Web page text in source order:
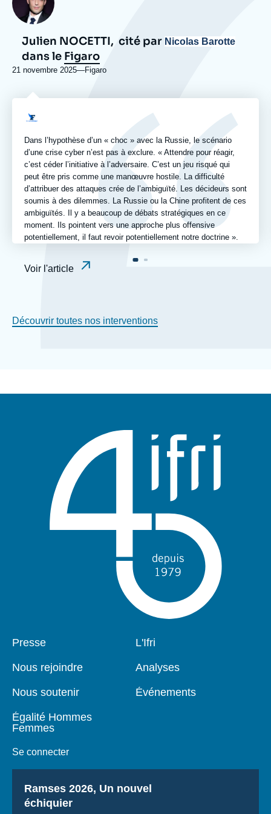
Logo
Dans l’hypothèse d’un « choc » avec la Russie, le scénario
d’une crise cyber n’est pas à exclure. « Attendre pour réagir,
c’est céder l’initiative à l’adversaire. C’est un jeu risqué qui
peut être pris comme une manœuvre hostile. La difficulté
d’attribuer des attaques crée de l’ambiguïté. Les décideurs sont
soumis à des dilemmes. La Russie ou la Chine profitent de ces
ambiguïtés. Il y a beaucoup de débats stratégiques en ce
moment. Ils pointent vers une approche plus offensive
potentiellement, il faut revoir potentiellement notre doctrine ».
Voir l'article
Julien NOCETTI, cité par Nicolas Barotte
dans le Figaro
21 novembre 2025—Nom
Figaro
Découvrir toutes nos interventions
Pied
Presse
Nous rejoindre
Nous soutenir
Égalité Hommes
Femmes
Se connecter
Navigation
L'Ifri
Analyses
Événements
Titre
Ramses 2026, Un nouvel
échiquier